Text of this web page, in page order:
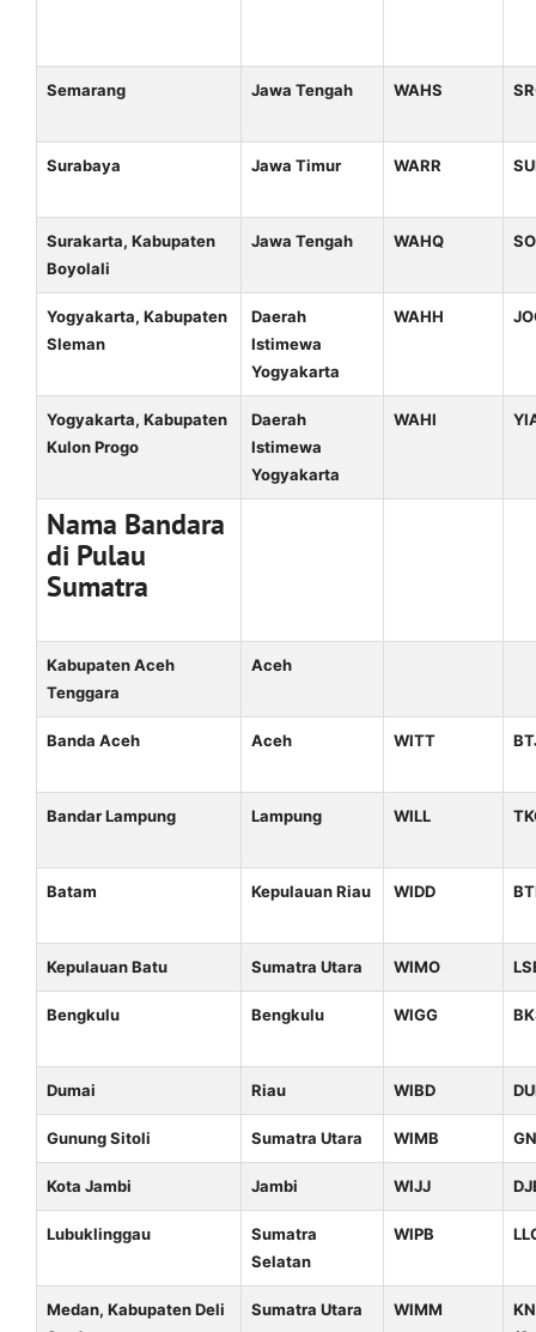
Semarang Jawa Tengah WAHS
Surabaya Jawa Timur WARR
Surakarta, Kabupaten
Boyolali
Jawa Tengah WAHQ
Yogyakarta, Kabupaten
Sleman
Daerah
Istimewa
Yogyakarta
WAHH
Yogyakarta, Kabupaten
Kulon Progo
Daerah
Istimewa
Yogyakarta
WAHI
Nama Bandara
di Pulau
Sumatra
Kabupaten Aceh
Tenggara
Aceh
Banda Aceh Aceh WITT
Bandar Lampung Lampung WILL
Batam Kepulauan Riau WIDD
Kepulauan Batu Sumatra Utara WIMO
Bengkulu Bengkulu WIGG
Dumai Riau WIBD
Gunung Sitoli Sumatra Utara WIMB
Kota Jambi Jambi WIJJ
Lubuklinggau
Sumatra
Selatan
WIPB
Medan, Kabupaten Deli
Sumatra Utara WIMM